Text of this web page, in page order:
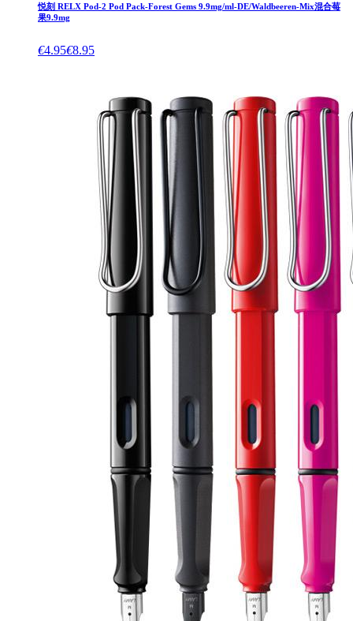
悦刻 RELX Pod-2 Pod Pack-Forest Gems 9.9mg/ml-DE/Waldbeeren-Mix混合莓
果9.9mg
€4.95€8.95